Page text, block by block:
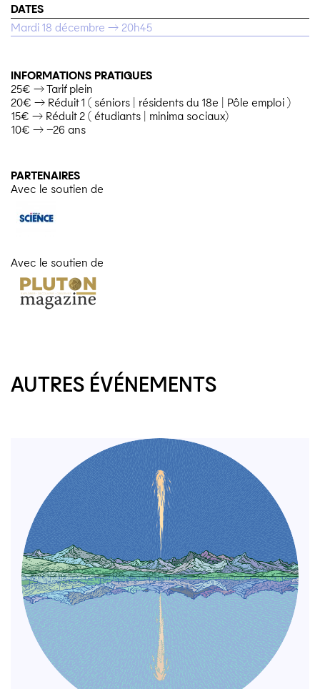
DATES
Mardi 18 décembre → 20h45
INFORMATIONS PRATIQUES
25€ → Tarif plein
20€ → Réduit 1 ( séniors | résidents du 18e | Pôle emploi )
15€ → Réduit 2 ( étudiants | minima sociaux)
10€ → –26 ans
PARTENAIRES
Avec le soutien de
Avec le soutien de
AUTRES ÉVÉNEMENTS